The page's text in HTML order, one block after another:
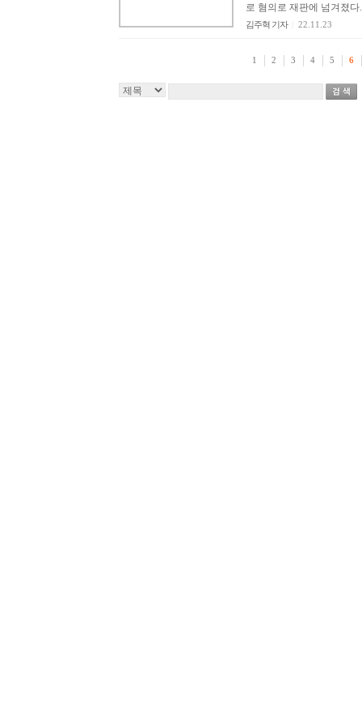
로 혐의로 재판에 넘겨졌
김주혁 기자 22.11.23
1 2 3 4 5 6